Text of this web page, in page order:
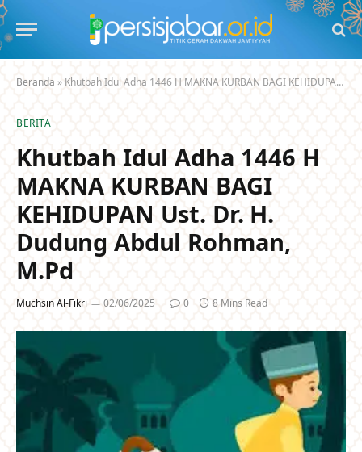
Beranda » Khutbah Idul Adha 1446 H MAKNA KURBAN BAGI KEHIDUPAN Ust. Dr. H. Dudung Abdul Rohman, M.Pd
BERITA
Khutbah Idul Adha 1446 H
MAKNA KURBAN BAGI
KEHIDUPAN Ust. Dr. H.
Dudung Abdul Rohman,
M.Pd
Muchsin Al-Fikri 02/06/2025 0 8 Mins Read